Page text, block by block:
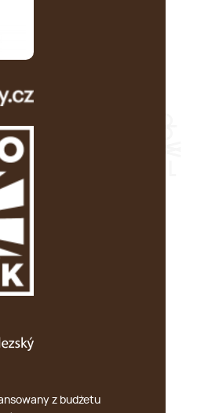
z budżetu